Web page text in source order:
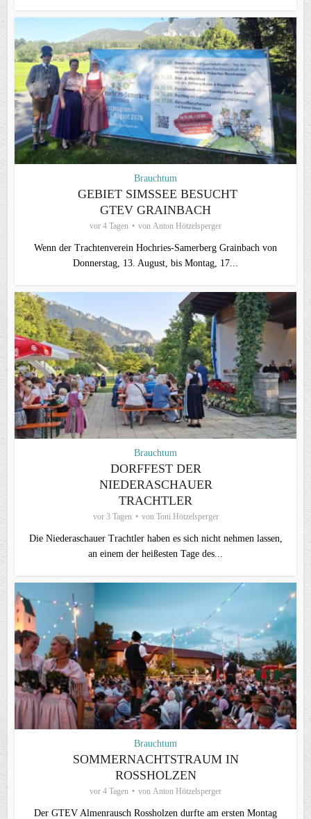
Brauchtum
GEBIET SIMSSEE BESUCHT
GTEV GRAINBACH
vor 4 Tagen von Anton Hötzelsperger
Wenn der Trachtenverein Hochries-Samerberg Grainbach von
Donnerstag, 13. August, bis Montag, 17...
Brauchtum
DORFFEST DER
NIEDERASCHAUER
TRACHTLER
vor 3 Tagen von Toni Hötzelsperger
Die Niederaschauer Trachtler haben es sich nicht nehmen lassen,
an einem der heißesten Tage des...
Brauchtum
SOMMERNACHTSTRAUM IN
ROSSHOLZEN
vor 4 Tagen von Anton Hötzelsperger
Der GTEV Almenrausch Rossholzen durfte am ersten Montag